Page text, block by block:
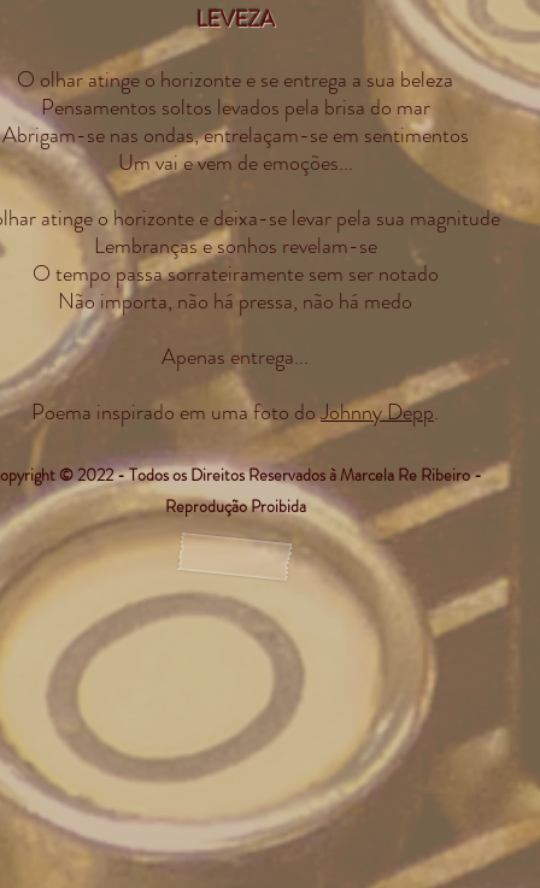
LEVEZA
O olhar atinge o horizonte e se entrega a sua beleza
Pensamentos soltos levados pela brisa do mar
Abrigam-se nas ondas, entrelaçam-se em sentimentos
Um vai e vem de emoções...
atinge o horizonte e deixa-se levar pela sua magnitude
Lembranças e sonhos revelam-se
O tempo passa sorrateiramente sem ser notado
Não importa, não há pressa, não há medo
Apenas entrega...
Poema inspirado em uma foto doJohnny Depp.
© 2022 - Todos os Direitos Reservados à Marcela Re Ribeiro -
Reprodução Proibida